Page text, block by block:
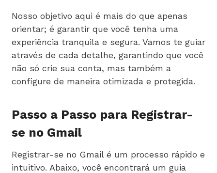
Nosso objetivo aqui é mais do que apenas
orientar; é garantir que você tenha uma
experiência tranquila e segura. Vamos te guiar
através de cada detalhe, garantindo que você
não só crie sua conta, mas também a
configure de maneira otimizada e protegida.
Passo a Passo para Registrar-
se no Gmail
Registrar-se no Gmail é um processo rápido e
intuitivo. Abaixo, você encontrará um guia